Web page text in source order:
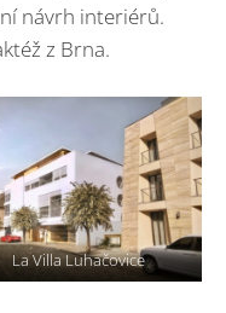
návrh interiérů.
z Brna.
La Villa Luhačovice